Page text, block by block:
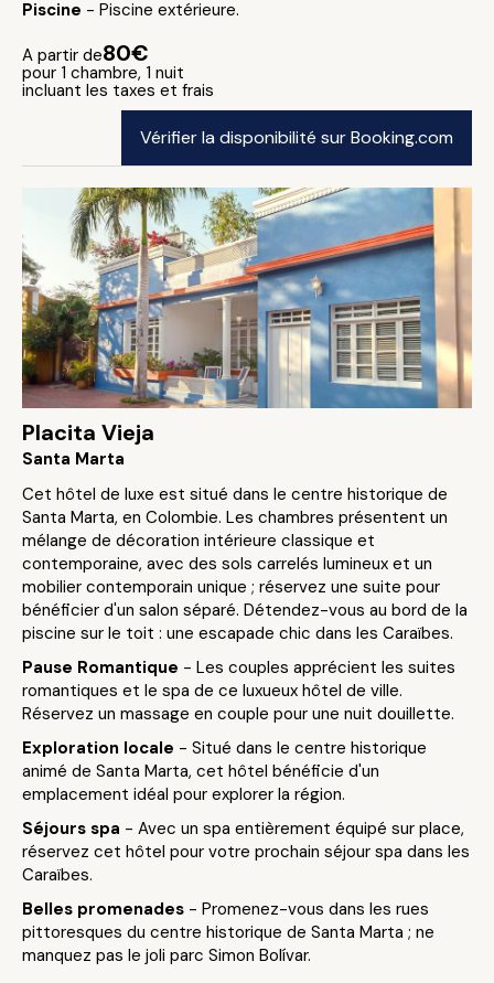
Piscine - Piscine extérieure.
A partir de80€
pour 1 chambre, 1 nuit
incluant les taxes et frais
Vérifier la disponibilité sur Booking.com
Placita Vieja
Santa Marta
Cet hôtel de luxe est situé dans le centre historique de
Santa Marta, en Colombie. Les chambres présentent un
mélange de décoration intérieure classique et
contemporaine, avec des sols carrelés lumineux et un
mobilier contemporain unique ; réservez une suite pour
bénéficier d'un salon séparé. Détendez-vous au bord de la
piscine sur le toit : une escapade chic dans les Caraïbes.
Pause Romantique - Les couples apprécient les suites
romantiques et le spa de ce luxueux hôtel de ville.
Réservez un massage en couple pour une nuit douillette.
Exploration locale - Situé dans le centre historique
animé de Santa Marta, cet hôtel bénéficie d'un
emplacement idéal pour explorer la région.
Séjours spa - Avec un spa entièrement équipé sur place,
réservez cet hôtel pour votre prochain séjour spa dans les
Caraïbes.
Belles promenades - Promenez-vous dans les rues
pittoresques du centre historique de Santa Marta ; ne
manquez pas le joli parc Simon Bolívar.